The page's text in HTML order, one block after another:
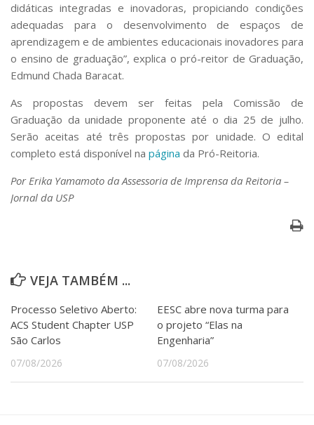
didáticas integradas e inovadoras, propiciando condições
adequadas para o desenvolvimento de espaços de
aprendizagem e de ambientes educacionais inovadores para
o ensino de graduação”, explica o pró-reitor de Graduação,
Edmund Chada Baracat.
As propostas devem ser feitas pela Comissão de
Graduação da unidade proponente até o dia 25 de julho.
Serão aceitas até três propostas por unidade. O edital
completo está disponível na página da Pró-Reitoria.
Por Erika Yamamoto da Assessoria de Imprensa da Reitoria –
Jornal da USP
VEJA TAMBÉM ...
Processo Seletivo Aberto:
ACS Student Chapter USP
São Carlos
07/08/2026
EESC abre nova turma para
o projeto “Elas na
Engenharia”
07/08/2026